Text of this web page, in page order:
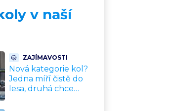
v naší
ZAJÍMAVOSTI
Nová kategorie kol?
Jedna míří čistě do
lesa, druhá chce